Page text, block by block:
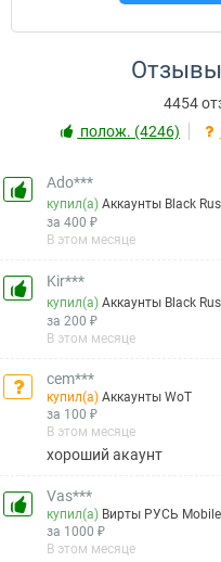
4454
полож. (4246)
Ado***
купил(а)Аккаунты Black
за 400 ₽
В этом месяце
Kir***
купил(а)Аккаунты Black
за 200 ₽
В этом месяце
cem***
купил(а)Аккаунты WoT
за 100 ₽
В этом месяце
хороший акаунт
Vas***
купил(а) Вирты РУСЬ Mobile
за 1000 ₽
В этом месяце